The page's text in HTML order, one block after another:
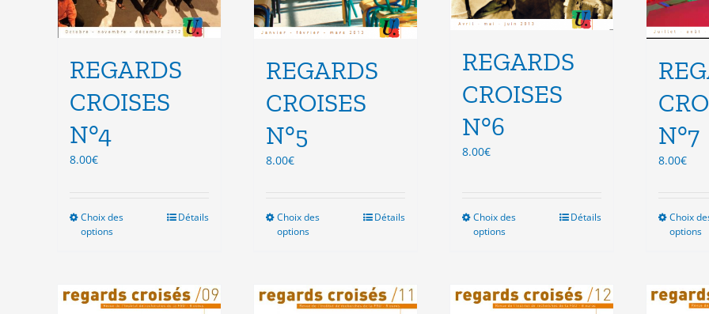
REGARDS
CROISES
N°4
8.00€
Choix des
options
variations.
Les
Détails
REGARDS
CROISES
N°5
8.00€
Choix des
options
variations.
Les
Détails
REGARDS
CROISES
N°6
8.00€
Choix des
options
variations.
Les
Détails
N°7
8.00€
Choix
options